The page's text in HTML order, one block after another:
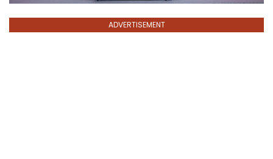
ADVERTISEMENT